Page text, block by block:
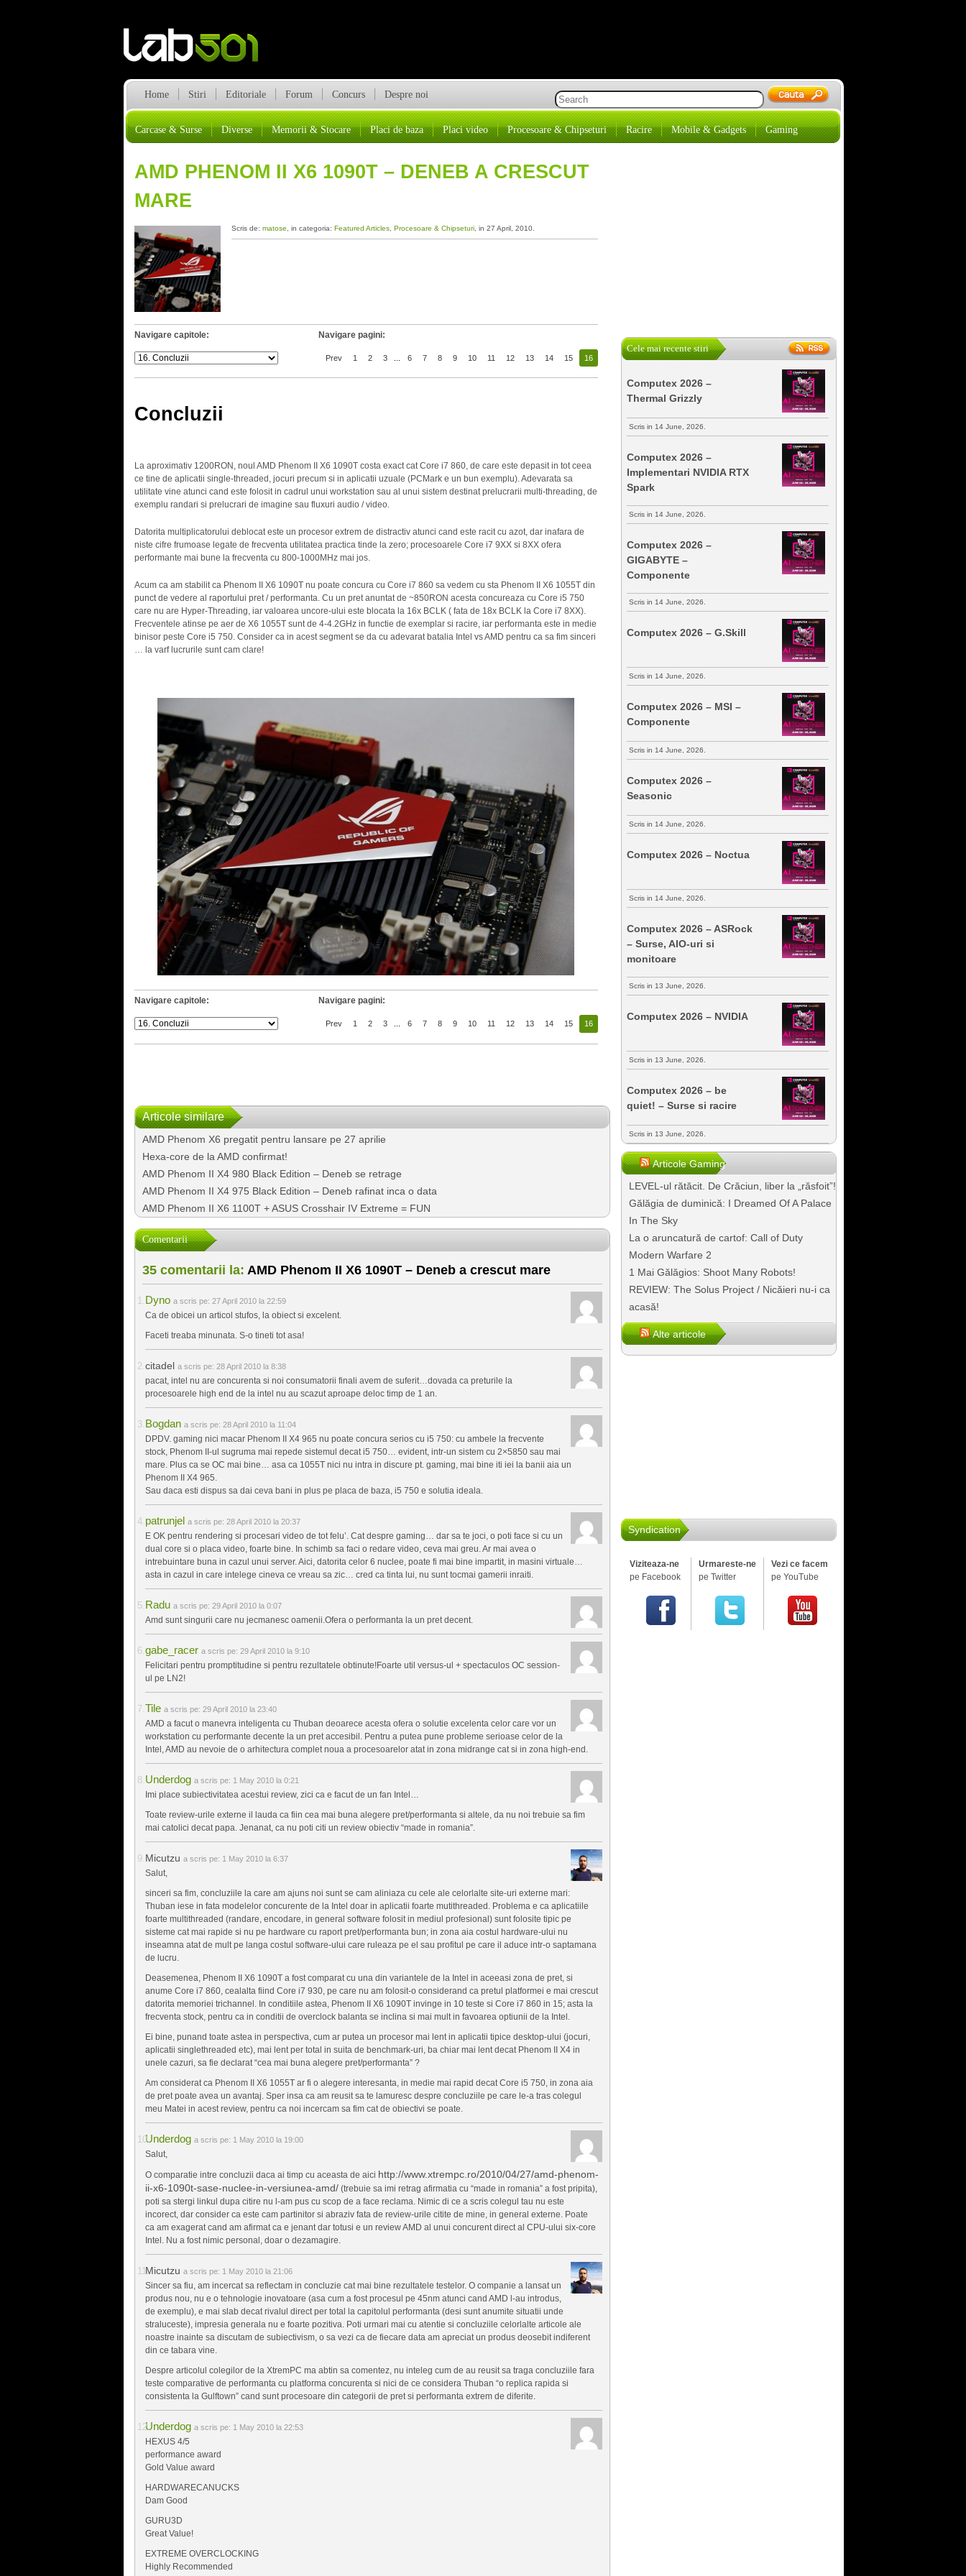
Home Stiri Editoriale Forum Concurs Despre noi
Carcase & Surse Diverse Memorii & Stocare Placi de baza Placi video Procesoare & Chipseturi Racire Mobile & Gadgets Gaming
AMD PHENOM II X6 1090T – DENEB A CRESCUT
MARE
Scris de: matose , in categoria: Featured Articles, Procesoare & Chipseturi, in 27 April, 2010.
Navigare capitole: Navigare pagini:
Prev 1 2 3 6 7 8 9 10 11 12 13 14 15 16
Concluzii
La aproximativ 1200RON, noul AMD Phenom II X6 1090T costa exact cat Core i7 860, de care este depasit in tot ceea
ce tine de aplicatii single-threaded, jocuri precum si in aplicatii uzuale (PCMark e un bun exemplu). Adevarata sa
utilitate vine atunci cand este folosit in cadrul unui workstation sau al unui sistem destinat prelucrarii multi-threading, de
exemplu randari si prelucrari de imagine sau fluxuri audio / video.
Datorita multiplicatorului deblocat este un procesor extrem de distractiv atunci cand este racit cu azot, dar inafara de
niste cifre frumoase legate de frecventa utilitatea practica tinde la zero; procesoarele Core i7 9XX si 8XX ofera
performante mai bune la frecventa cu 800-1000MHz mai jos.
Acum ca am stabilit ca Phenom II X6 1090T nu poate concura cu Core i7 860 sa vedem cu sta Phenom II X6 1055T din
punct de vedere al raportului pret / performanta. Cu un pret anuntat de ~850RON acesta concureaza cu Core i5 750
care nu are Hyper-Threading, iar valoarea uncore-ului este blocata la 16x BCLK ( fata de 18x BCLK la Core i7 8XX).
Frecventele atinse pe aer de X6 1055T sunt de 4-4.2GHz in functie de exemplar si racire, iar performanta este in medie
binisor peste Core i5 750. Consider ca in acest segment se da cu adevarat batalia Intel vs AMD pentru ca sa fim sinceri
… la varf lucrurile sunt cam clare!
Navigare capitole: Navigare pagini:
Prev 1 2 3 6 7 8 9 10 11 12 13 14 15 16
Articole similare
AMD Phenom X6 pregatit pentru lansare pe 27 aprilie
Hexa-core de la AMD confirmat!
AMD Phenom II X4 980 Black Edition – Deneb se retrage
AMD Phenom II X4 975 Black Edition – Deneb rafinat inca o data
AMD Phenom II X6 1100T + ASUS Crosshair IV Extreme = FUN
Comentarii
35 comentarii la: AMD Phenom II X6 1090T – Deneb a crescut mare
Dyno a scris pe: 27 April 2010 la 22:59
Ca de obicei un articol stufos, la obiect si excelent.
Faceti treaba minunata. S-o tineti tot asa!
citadel a scris pe: 28 April 2010 la 8:38
pacat, intel nu are concurenta si noi consumatorii finali avem de suferit…dovada ca preturile la
procesoarele high end de la intel nu au scazut aproape deloc timp de 1 an.
Bogdan a scris pe: 28 April 2010 la 11:04
DPDV. gaming nici macar Phenom II X4 965 nu poate concura serios cu i5 750: cu ambele la frecvente
stock, Phenom II-ul sugruma mai repede sistemul decat i5 750… evident, intr-un sistem cu 2×5850 sau mai
mare. Plus ca se OC mai bine… asa ca 1055T nici nu intra in discure pt. gaming, mai bine iti iei la banii aia un
Phenom II X4 965.
Sau daca esti dispus sa dai ceva bani in plus pe placa de baza, i5 750 e solutia ideala.
patrunjel a scris pe: 28 April 2010 la 20:37
E OK pentru rendering si procesari video de tot felu’. Cat despre gaming… dar sa te joci, o poti face si cu un
dual core si o placa video, foarte bine. In schimb sa faci o redare video, ceva mai greu. Ar mai avea o
intrebuintare buna in cazul unui server. Aici, datorita celor 6 nuclee, poate fi mai bine impartit, in masini virtuale…
asta in cazul in care intelege cineva ce vreau sa zic… cred ca tinta lui, nu sunt tocmai gamerii inraiti.
Radu a scris pe: 29 April 2010 la 0:07
Amd sunt singurii care nu jecmanesc oamenii.Ofera o performanta la un pret decent.
gabe_racer a scris pe: 29 April 2010 la 9:10
Felicitari pentru promptitudine si pentru rezultatele obtinute!Foarte util versus-ul + spectaculos OC session-
ul pe LN2!
Tile a scris pe: 29 April 2010 la 23:40
AMD a facut o manevra inteligenta cu Thuban deoarece acesta ofera o solutie excelenta celor care vor un
workstation cu performante decente la un pret accesibil. Pentru a putea pune probleme serioase celor de la
Intel, AMD au nevoie de o arhitectura complet noua a procesoarelor atat in zona midrange cat si in zona high-end.
Underdog a scris pe: 1 May 2010 la 0:21
Imi place subiectivitatea acestui review, zici ca e facut de un fan Intel…
Toate review-urile externe il lauda ca fiin cea mai buna alegere pret/performanta si altele, da nu noi trebuie sa fim
mai catolici decat papa. Jenanat, ca nu poti citi un review obiectiv “made in romania”.
Micutzu a scris pe: 1 May 2010 la 6:37
Salut,
sinceri sa fim, concluziile la care am ajuns noi sunt se cam aliniaza cu cele ale celorlalte site-uri externe mari:
Thuban iese in fata modelelor concurente de la Intel doar in aplicatii foarte mutithreaded. Problema e ca aplicatiile
foarte multithreaded (randare, encodare, in general software folosit in mediul profesional) sunt folosite tipic pe
sisteme cat mai rapide si nu pe hardware cu raport pret/performanta bun; in zona aia costul hardware-ului nu
inseamna atat de mult pe langa costul software-ului care ruleaza pe el sau profitul pe care il aduce intr-o saptamana
de lucru.
Deasemenea, Phenom II X6 1090T a fost comparat cu una din variantele de la Intel in aceeasi zona de pret, si
anume Core i7 860, cealalta fiind Core i7 930, pe care nu am folosit-o considerand ca pretul platformei e mai crescut
datorita memoriei trichannel. In conditiile astea, Phenom II X6 1090T invinge in 10 teste si Core i7 860 in 15; asta la
frecventa stock, pentru ca in conditii de overclock balanta se inclina si mai mult in favoarea optiunii de la Intel.
Ei bine, punand toate astea in perspectiva, cum ar putea un procesor mai lent in aplicatii tipice desktop-ului (jocuri,
aplicatii singlethreaded etc), mai lent per total in suita de benchmark-uri, ba chiar mai lent decat Phenom II X4 in
unele cazuri, sa fie declarat “cea mai buna alegere pret/performanta” ?
Am considerat ca Phenom II X6 1055T ar fi o alegere interesanta, in medie mai rapid decat Core i5 750, in zona aia
de pret poate avea un avantaj. Sper insa ca am reusit sa te lamuresc despre concluziile pe care le-a tras colegul
meu Matei in acest review, pentru ca noi incercam sa fim cat de obiectivi se poate.
Underdog a scris pe: 1 May 2010 la 19:00
Salut,
O comparatie intre concluzii daca ai timp cu aceasta de aici http://www.xtrempc.ro/2010/04/27/amd-phenom-
ii-x6-1090t-sase-nuclee-in-versiunea-amd/(trebuie sa imi retrag afirmatia cu “made in romania” a fost pripita),
poti sa stergi linkul dupa citire nu l-am pus cu scop de a face reclama. Nimic di ce a scris colegul tau nu este
incorect, dar consider ca este cam partinitor si abraziv fata de review-urile citite de mine, in general externe. Poate
ca am exagerat cand am afirmat ca e jenant dar totusi e un review AMD al unui concurent direct al CPU-ului six-core
Intel. Nu a fost nimic personal, doar o dezamagire.
Micutzu a scris pe: 1 May 2010 la 21:06
Sincer sa fiu, am incercat sa reflectam in concluzie cat mai bine rezultatele testelor. O companie a lansat un
produs nou, nu e o tehnologie inovatoare (asa cum a fost procesul pe 45nm atunci cand AMD l-au introdus,
de exemplu), e mai slab decat rivalul direct per total la capitolul performanta (desi sunt anumite situatii unde
straluceste), impresia generala nu e foarte pozitiva. Poti urmari mai cu atentie si concluziile celorlalte articole ale
noastre inainte sa discutam de subiectivism, o sa vezi ca de fiecare data am apreciat un produs deosebit indiferent
din ce tabara vine.
Despre articolul colegilor de la XtremPC ma abtin sa comentez, nu inteleg cum de au reusit sa traga concluziile fara
teste comparative de performanta cu platforma concurenta si nici de ce considera Thuban “o replica rapida si
consistenta la Gulftown” cand sunt procesoare din categorii de pret si performanta extrem de diferite.
Underdog a scris pe: 1 May 2010 la 22:53
HEXUS 4/5
performance award
Gold Value award
HARDWARECANUCKS
Dam Good
GURU3D
Great Value!
EXTREME OVERCLOCKING
Highly Recommended
Cele mai recente stiri
Computex 2026 –
Thermal Grizzly
Scris in 14 June, 2026.
Computex 2026 –
Implementari NVIDIA RTX
Spark
Scris in 14 June, 2026.
Computex 2026 –
GIGABYTE –
Componente
Scris in 14 June, 2026.
Computex 2026 – G.Skill
Scris in 14 June, 2026.
Computex 2026 – MSI –
Componente
Scris in 14 June, 2026.
Computex 2026 –
Seasonic
Scris in 14 June, 2026.
Computex 2026 – Noctua
Scris in 14 June, 2026.
Computex 2026 – ASRock
– Surse, AIO-uri si
monitoare
Scris in 13 June, 2026.
Computex 2026 – NVIDIA
Scris in 13 June, 2026.
Computex 2026 – be
quiet! – Surse si racire
Scris in 13 June, 2026.
Articole Gaming
LEVEL-ul rătăcit. De Crăciun, liber la „răsfoit”!
Gălăgia de duminică: I Dreamed Of A Palace
In The Sky
La o aruncatură de cartof: Call of Duty
Modern Warfare 2
1 Mai Gălăgios: Shoot Many Robots!
REVIEW: The Solus Project / Nicăieri nu-i ca
acasă!
Alte articole
Syndication
Viziteaza-ne
pe Facebook
Urmareste-ne
pe Twitter
Vezi ce facem
pe YouTube